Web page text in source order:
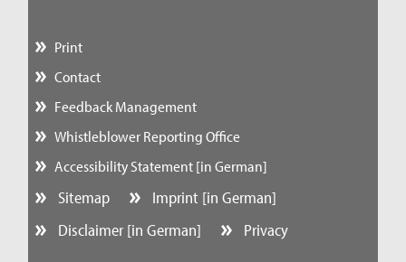
Print
Contact
Feedback Management
Whistleblower Reporting Office
Accessibility Statement [in German]
Sitemap
Imprint [in German]
Disclaimer [in German]
Privacy